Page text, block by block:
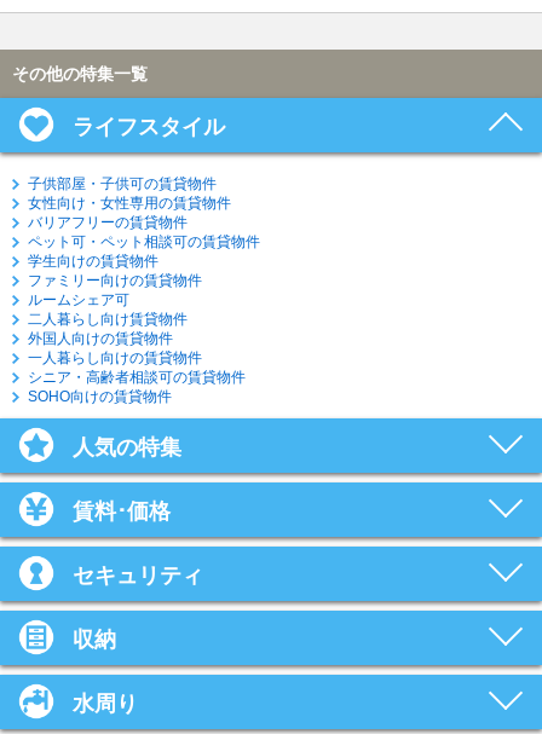
その他の特集一覧
ライフスタイル
子供部屋・子供可の賃貸物件
女性向け・女性専用の賃貸物件
バリアフリーの賃貸物件
ペット可・ペット相談可の賃貸物件
学生向けの賃貸物件
ファミリー向けの賃貸物件
ルームシェア可
二人暮らし向け賃貸物件
外国人向けの賃貸物件
一人暮らし向けの賃貸物件
シニア・高齢者相談可の賃貸物件
SOHO向けの賃貸物件
人気の特集
賃料･価格
セキュリティ
収納
水周り